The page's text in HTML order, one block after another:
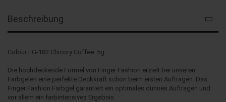
Beschreibung
Colour FG-182 Chicory Coffee 5g
Die hochdeckende Formel von Finger Fashion erzielt bei unseren
Farbgelen eine perfekte Deckkraft schon beim ersten Auftragen. Das
Finger Fashion Farbgel garantiert ein optimales dünnes Auftragen und
vor allem ein farbintensives Ergebnis.